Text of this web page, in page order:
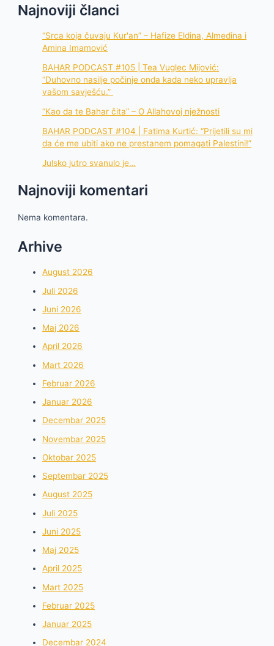
Najnoviji članci
“Srca koja čuvaju Kur'an” – Hafize Eldina, Almedina i
Amina Imamović
BAHAR PODCAST #105 | Tea Vuglec Mijović:
“Duhovno nasilje počinje onda kada neko upravlja
vašom savješću.”
“Kao da te Bahar čita” – O Allahovoj nježnosti
BAHAR PODCAST #104 | Fatima Kurtić: “Prijetili su mi
da će me ubiti ako ne prestanem pomagati Palestini!”
Julsko jutro svanulo je…
Najnoviji komentari
Nema komentara.
Arhive
August 2026
Juli 2026
Juni 2026
Maj 2026
April 2026
Mart 2026
Februar 2026
Januar 2026
Decembar 2025
Novembar 2025
Oktobar 2025
Septembar 2025
August 2025
Juli 2025
Juni 2025
Maj 2025
April 2025
Mart 2025
Februar 2025
Januar 2025
Decembar 2024